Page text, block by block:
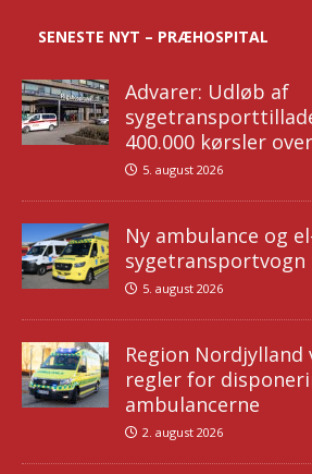
SENESTE NYT – PRÆHOSPITAL
Advarer: Udløb af
400.000 kørsler
5. august 2026
Ny ambulance og
sygetransportvogn
5. august 2026
Region Nordjylland
regler for
ambulancerne
2. august 2026